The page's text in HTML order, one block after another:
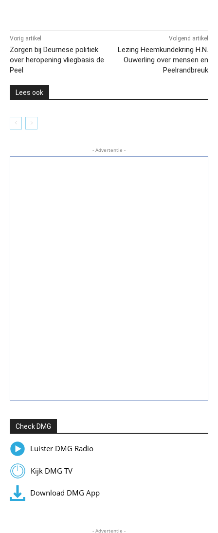
Vorig artikel
Zorgen bij Deurnese politiek
over heropening vliegbasis de
Peel
Volgend artikel
Lezing Heemkundekring H.N.
Ouwerling over mensen en
Peelrandbreuk
Lees ook
- Advertentie -
Check DMG
Luister DMG Radio
Kijk DMG TV
Download DMG App
- Advertentie -